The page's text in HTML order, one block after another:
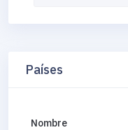
Países
Nombre